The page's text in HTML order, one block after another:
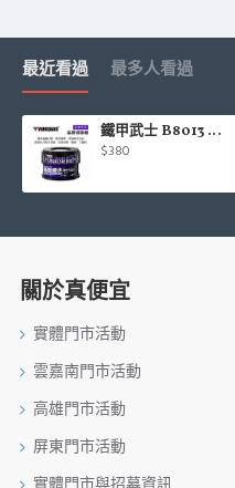
最近看過 最多人看過
鐵甲武士 B8013 晶鑽鍍膜蠟(全車色系)200g
$380
關於真便宜
實體門市活動
雲嘉南門市活動
高雄門市活動
屏東門市活動